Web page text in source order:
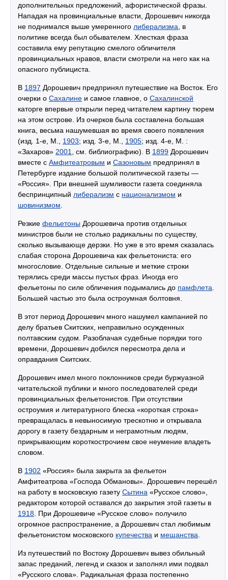
дополнительных предложений, афористической фразы.
Нападая на провинциальные власти, Дорошевич никогда
не поднимался выше умеренного либерализма , в
политике всегда был обывателем. Хлесткая фраза
составила ему репутацию смелого обличителя
провинциальных нравов, власти смотрели на него как на
опасного публициста.
В 1897 Дорошевич предпринял путешествие на Восток. Его
очерки о Сахалине и самое главное, о Сахалинской
каторге впервые открыли перед читателем картину тюрем
на этом острове. Из очерков была составлена большая
книга, весьма нашумевшая во время своего появления
(изд. 1-е, М., 1903; изд. 3-е, М., 1905; изд. 4-е, М. :
«Захаров» 2001 , см. библиографию). В 1899 Дорошевич
вместе с Амфитеатровым и Сазоновым предпринял в
Петербурге издание большой политической газеты —
«Россия». При внешней шумливости газета соединяла
беспринципный либерализм с национализмом и
шовинизмом
Резкие фельетоны Дорошевича против отдельных
министров были не столько радикальны по существу,
сколько вызывающе дерзки. Но уже в это время сказалась
слабая сторона Дорошевича как фельетониста: его
многословие. Отдельные сильные и меткие строки
терялись среди массы пустых фраз. Иногда его
фельетоны по силе обличения подымались до памфлета
Большей частью это была остроумная болтовня.
В этот период Дорошевич много нашумел кампанией по
делу братьев Скитских, неправильно осужденных
полтавским судом. Разоблачая судебные порядки того
времени, Дорошевич добился пересмотра дела и
оправдания Скитских.
Дорошевич имел много поклонников среди буржуазной
читательской публики и много последователей среди
провинциальных фельетонистов. При отсутствии
остроумия и литературного блеска «короткая строка»
превращалась в невыносимую трескотню и открывала
дорогу в газету бездарным и неграмотным людям,
прикрывающим короткострочием свое неумение владеть
словом.
В 1902 «Россия» была закрыта за фельетон
Амфитеатрова «Господа Обмановы». Дорошевич перешёл
на работу в московскую газету Сытина «Русское слово»,
редактором которой оставался до закрытия этой газеты в
1918 . При Дорошевиче «Русское слово» получило
огромное распространение, а Дорошевич стал любимым
фельетонистом московского купечества и мещанства
Из путешествий по Востоку Дорошевич вывез обильный
запас преданий, легенд и сказок и заполнял ими подвал
«Русского слова». Радикальная фраза постепенно